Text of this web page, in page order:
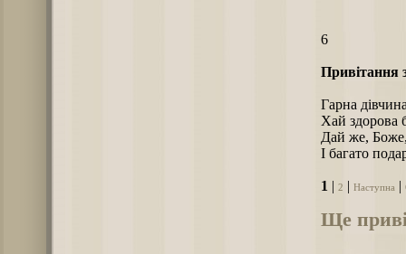
6
Привітання
Гарна
Хай здорова
Дай же,
І багато
1 2 Наступна
Ще